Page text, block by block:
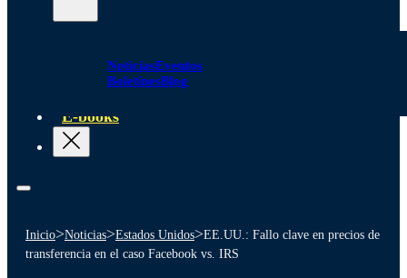
NoticiasEventos
BoletinesBlog
E-books
Inicio>Noticias>Estados Unidos>EE.UU.: Fallo clave en precios de
transferencia en el caso Facebook vs. IRS